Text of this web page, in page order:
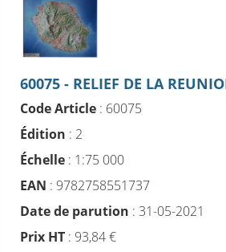
60075 - RELIEF DE LA
Code Article : 60075
Édition : 2
Échelle : 1:75 000
EAN : 9782758551737
Date de parution : 31-05-2021
Prix HT : 93,84 €